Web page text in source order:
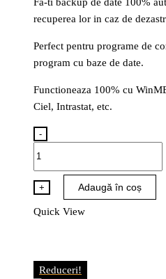
a
fost:
600,00 lei.
este:
550,00 lei.
recuperea lor in caz de
Perfect pentru programe de
program cu baze de date.
Functioneaza 100% cu
Ciel, Intrastat, etc.
-
Backup
500GB
subscriptie
+ Adaugă în coș
Quick View
Reduceri!